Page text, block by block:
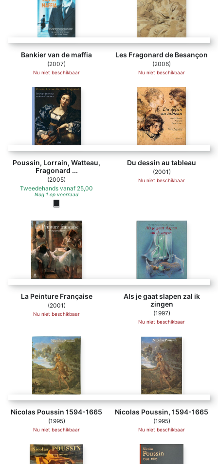
Bankier van de maffia
(2007)
Nu niet beschikbaar
Les Fragonard de Besançon
(2006)
Nu niet beschikbaar
Poussin, Lorrain, Watteau,
Fragonard ...
(2005)
Tweedehands vanaf 25,00
Nog 1 op voorraad
Du dessin au tableau
(2001)
Nu niet beschikbaar
La Peinture Française
(2001)
Nu niet beschikbaar
Als je gaat slapen zal ik
zingen
(1997)
Nu niet beschikbaar
Nicolas Poussin 1594-1665
(1995)
Nu niet beschikbaar
Nicolas Poussin, 1594-1665
(1995)
Nu niet beschikbaar